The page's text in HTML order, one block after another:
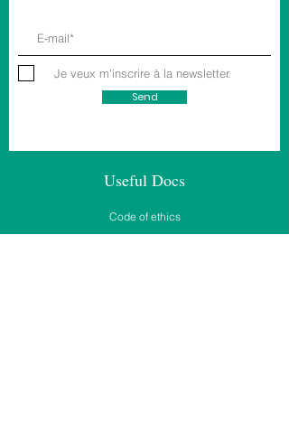
Je veux m'inscrire à la newsletter.
Send
Useful Docs
Code of ethics